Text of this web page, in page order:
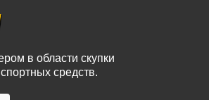
в области скупки
средств.